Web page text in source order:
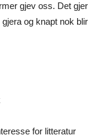
gjev oss. Det gjer
og knapt nok blir
for litteratur